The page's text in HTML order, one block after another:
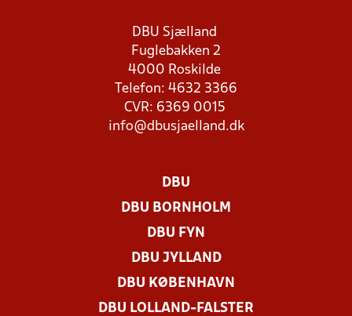
DBU Sjælland
Fuglebakken 2
4000 Roskilde
Telefon: 4632 3366
CVR: 6369 0015
info@dbusjaelland.dk
DBU
DBU BORNHOLM
DBU FYN
DBU JYLLAND
DBU KØBENHAVN
DBU LOLLAND-FALSTER